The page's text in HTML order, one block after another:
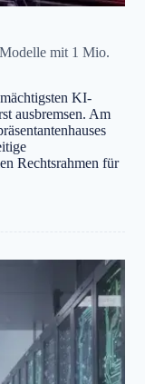
mit 1 Mio.
KI-
ausbremsen. Am
Rechtsrahmen für